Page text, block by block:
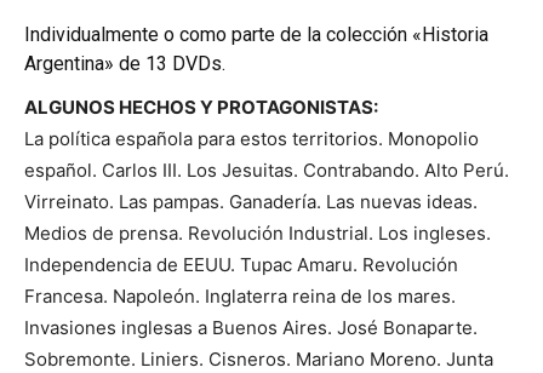
Individualmente o como parte de la colección «Historia
Argentina» de 13 DVDs.
ALGUNOS HECHOS Y PROTAGONISTAS:
La política española para estos territorios. Monopolio
español. Carlos III. Los Jesuitas. Contrabando. Alto Perú.
Virreinato. Las pampas. Ganadería. Las nuevas ideas.
Medios de prensa. Revolución Industrial. Los ingleses.
Independencia de EEUU. Tupac Amaru. Revolución
Francesa. Napoleón. Inglaterra reina de los mares.
Invasiones inglesas a Buenos Aires. José Bonaparte.
Sobremonte. Liniers. Cisneros. Mariano Moreno. Junta